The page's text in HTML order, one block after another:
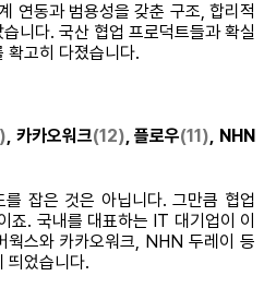
연동과 범용성을 갖춘 구조, 합리적
니다. 국산 협업 프로덕트들과 확실
확고히 다졌습니다.
, 카카오워크(12) , 플로우(11) , NHN
잡은 것은 아닙니다. 그만큼 협업
죠. 국내를 대표하는 IT 대기업이 이
웍스와 카카오워크, NHN 두레이 등
띄었습니다.